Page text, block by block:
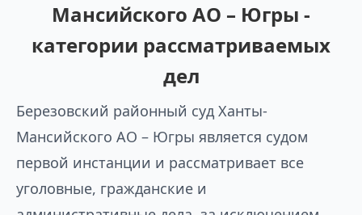
Мансийского АО – Югры -
категории рассматриваемых
дел
Березовский районный суд Ханты-
Мансийского АО – Югры является судом
первой инстанции и рассматривает все
уголовные, гражданские и